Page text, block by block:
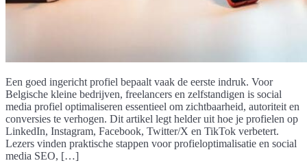
Een goed ingericht profiel bepaalt vaak de eerste indruk. Voor
Belgische kleine bedrijven, freelancers en zelfstandigen is social
media profiel optimaliseren essentieel om zichtbaarheid, autoriteit en
conversies te verhogen. Dit artikel legt helder uit hoe je profielen op
LinkedIn, Instagram, Facebook, Twitter/X en TikTok verbetert.
Lezers vinden praktische stappen voor profieloptimalisatie en social
media SEO, […]